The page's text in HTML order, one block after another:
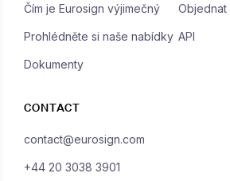
Čím je Eurosign výjimečný
Prohlédněte si naše nabídky
Dokumenty
Objednat
API
CONTACT
contact@eurosign.com
+44 20 3038 3901